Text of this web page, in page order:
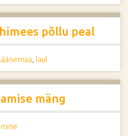
põllu peal
, laul
mäng